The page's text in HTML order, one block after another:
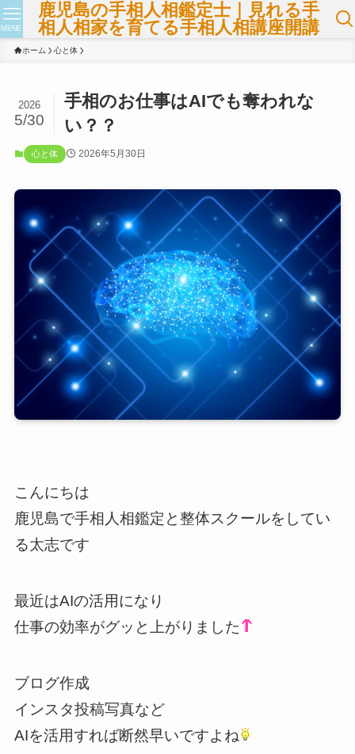
鹿児島の手相人相鑑定士｜見れる手
相人相家を育てる手相人相講座開講
MENE
ホーム 心と体
手相のお仕事はAIでも奪われな
い？？
2026
5/30
心と体 2026年5月30日
こんにちは
鹿児島で手相人相鑑定と整体スクールをしてい
る太志です
最近はAIの活用になり
仕事の効率がグッと上がりました
ブログ作成
インスタ投稿写真など
AIを活用すれば断然早いですよね